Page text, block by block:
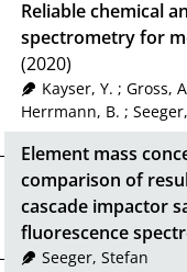
Reliable chemical
spectrometry for
(2020)
Kayser, Y. ; Gross,
Herrmann, B. ;
Element mass
comparison of
cascade impactor
fluorescence
Seeger, Stefan